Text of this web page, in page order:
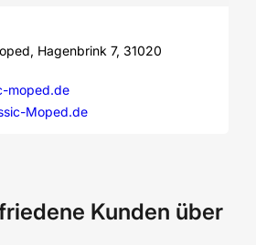
Hagenbrink 7, 31020
moped.de
Moped.de
Kunden über